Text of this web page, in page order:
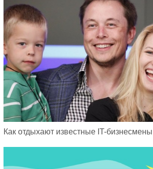
Как отдыхают известные IT-бизнесмены